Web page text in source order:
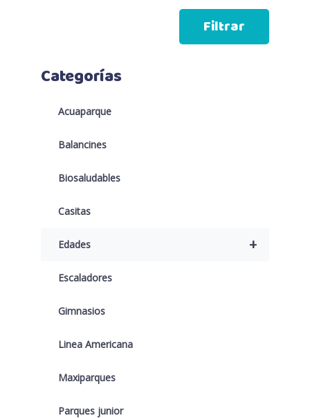
Filtrar
Categorías
Acuaparque
Balancines
Biosaludables
Casitas
+
Edades
Escaladores
Gimnasios
Linea Americana
Maxiparques
Parques junior